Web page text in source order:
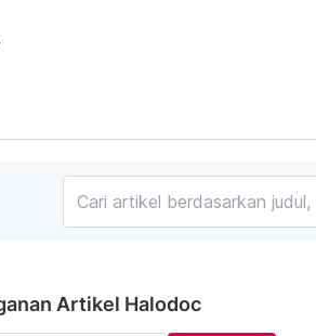
Artikel Halodoc